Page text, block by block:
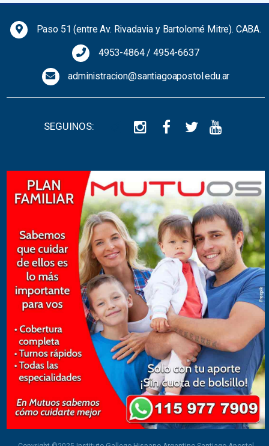
Paso 51 (entre Av. Rivadavia y Bartolomé Mitre). CABA.
4953-4864/4954-6637
administracion@santiagoapostol.edu.ar
SEGUINOS: